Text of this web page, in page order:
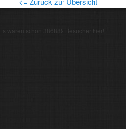
Es waren schon 386889 Besucher hier!